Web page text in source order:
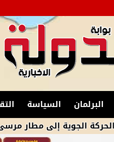
البرلمان السياسة
إلى مطار مرسى مطروح